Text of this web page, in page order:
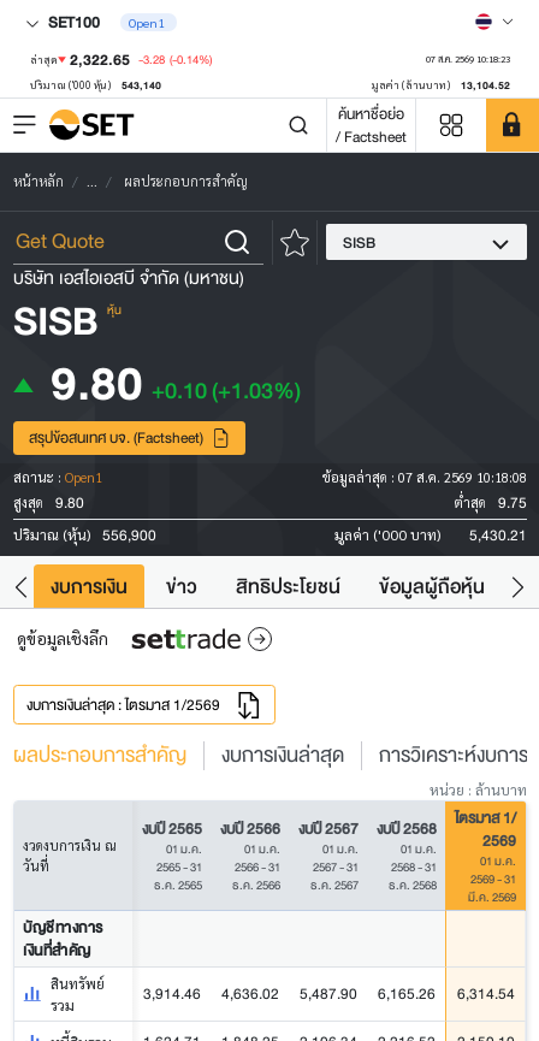
SET100 Open1
ล่าสุด 2,322.65 -3.28 (-0.14%) 07 ส.ค. 2569 10:18:23
ปริมาณ ('000 หุ้น) 543,140 มูลค่า (ล้านบาท) 13,104.52
ค้นหาชื่อย่อ
/ Factsheet
หน้าหลัก ... ผลประกอบการสำคัญ
SISB
บริษัท เอสไอเอสบี จำกัด (มหาชน)
SISB หุ้น
9.80 +0.10(+1.03%)
สรุปข้อสนเทศ บจ. (Factsheet)
สถานะ : Open1 ข้อมูลล่าสุด : 07 ส.ค. 2569 10:18:08
สูงสุด
9.80 ต่ำสุด 9.75
ปริมาณ (หุ้น) 556,900 มูลค่า ('000 บาท) 5,430.21
งบการเงิน ข่าว สิทธิประโยชน์ ข้อมูลผู้ถือหุ้น
ดูข้อมูลเชิงลึก
งบการเงินล่าสุด : ไตรมาส 1/2569
ผลประกอบการสำคัญ งบการเงินล่าสุด การวิเคราะห์งบการ
หน่วย : ล้านบาท
งวดงบการเงิน ณ
วันที่
งบปี 2565
01 ม.ค.
2565 - 31
ธ.ค. 2565
งบปี 2566
01 ม.ค.
2566 - 31
ธ.ค. 2566
งบปี 2567
01 ม.ค.
2567 - 31
ธ.ค. 2567
งบปี 2568
01 ม.ค.
2568 - 31
ธ.ค. 2568
ไตรมาส 1/
2569
01 ม.ค.
2569 - 31
มี.ค. 2569
บัญชีทางการ
เงินที่สำคัญ
สินทรัพย์
รวม
3,914.46 4,636.02 5,487.90 6,165.26 6,314.54